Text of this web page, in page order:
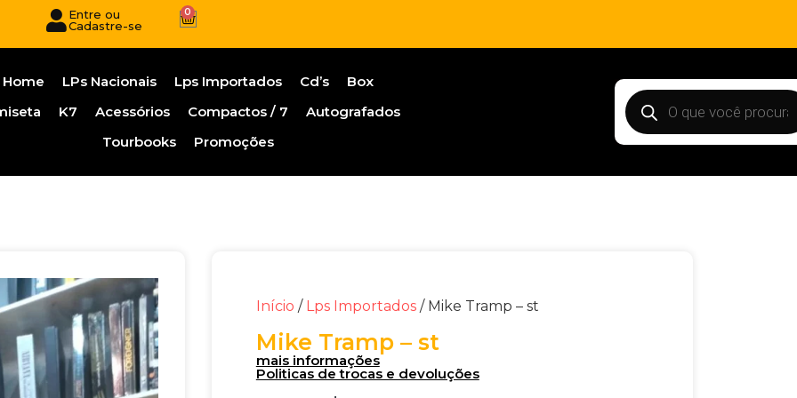
Entre ou
Cadastre-se
0
Home LPs Nacionais Lps Importados Cd’s
Box
K7 Acessórios Compactos / 7
Autografados
Tourbooks
Promoções
Início / Lps Importados/ Mike Tramp – st
Mike Tramp – st
mais informações
Politicas de trocas e devoluções